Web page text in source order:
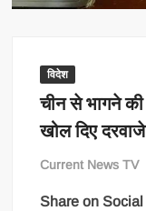
विदेश
चीन से भागने
खोल दिए
Current News TV
Share on